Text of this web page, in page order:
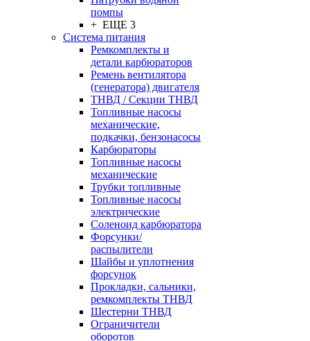
помпы
+ ЕЩЕ 3
Система питания
Ремкомплекты и
детали карбюраторов
Ремень вентилятора
(генератора) двигателя
ТНВД / Секции ТНВД
Топливные насосы
механические,
подкачки, бензонасосы
Карбюраторы
Топливные насосы
механические
Трубки топливные
Топливные насосы
электрические
Соленоид карбюратора
Форсунки/
распылители
Шайбы и уплотнения
форсунок
Прокладки, сальники,
ремкомплекты ТНВД
Шестерни ТНВД
Ограничители
оборотов